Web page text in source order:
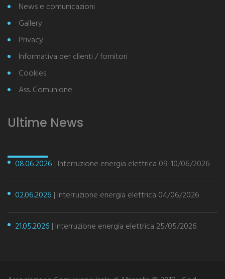
News e comunicazioni
Gallery
Privacy
Informativa per clienti / fornitori
Cookies
Ass. Comunione
Ultime News
08.06.2026 | Interruzione energia elettrica 09-10/06/2026
02.06.2026 | Interruzione energia elettrica 04/06/2026
21.05.2026 | Interruzione energia elettrica 25/05/2026